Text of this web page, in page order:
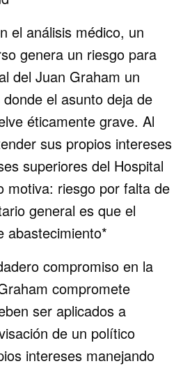
el análisis médico, un
genera un riesgo para
del Juan Graham un
el asunto deja de
éticamente grave. Al
sus propios intereses
superiores del Hospital
motiva: riesgo por falta de
general es que el
abastecimiento*
compromiso en la
compromete
ser aplicados a
de un político
intereses manejando